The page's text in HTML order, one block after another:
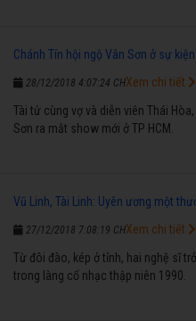
Chánh Tín hội ngộ Vân Sơn ở sự kiện
28/12/2018 4:07:24 CH
Tài tử cùng vợ và diễn viên Thái
Sơn ra mắt show mới ở TP HCM.
Xem chi tiết
Vũ Linh, Tài Linh: Uyên ương một
27/12/2018 7:08:19 CH
Từ đôi đào, kép ở tỉnh, hai nghệ sĩ
trong làng cổ nhạc thập niên 1990.
Xem chi tiết